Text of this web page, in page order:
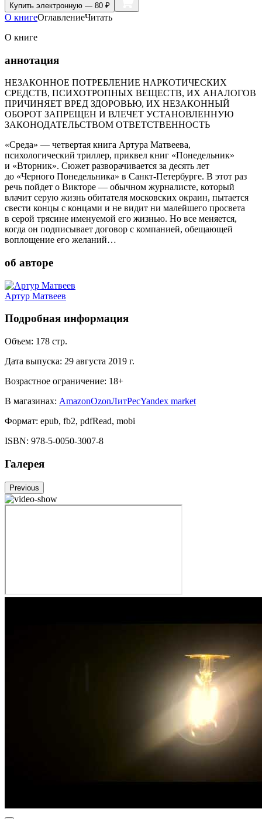
Купить электронную — 80 ₽
О книгеОглавлениеЧитать
О книге
аннотация
НЕЗАКОННОЕ ПОТРЕБЛЕНИЕ НАРКОТИЧЕСКИХ
СРЕДСТВ, ПСИХОТРОПНЫХ ВЕЩЕСТВ, ИХ АНАЛОГОВ
ПРИЧИНЯЕТ ВРЕД ЗДОРОВЬЮ, ИХ НЕЗАКОННЫЙ
ОБОРОТ ЗАПРЕЩЕН И ВЛЕЧЕТ УСТАНОВЛЕННУЮ
ЗАКОНОДАТЕЛЬСТВОМ ОТВЕТСТВЕННОСТЬ
«Среда» — четвертая книга Артура Матвеева,
психологический триллер, приквел книг «Понедельник»
и «Вторник». Сюжет разворачивается за десять лет
до «Черного Понедельника» в Санкт-Петербурге. В этот раз
речь пойдет о Викторе — обычном журналисте, который
влачит серую жизнь обитателя московских окраин, пытается
свести концы с концами и не видит ни малейшего просвета
в серой трясине именуемой его жизнью. Но все меняется,
когда он подписывает договор с компанией, обещающей
воплощение его желаний…
об авторе
Артур Матвеев
Подробная информация
Объем: 178 стр.
Дата выпуска: 29 августа 2019 г.
Возрастное ограничение: 18+
В магазинах: AmazonOzonЛитРесYandex market
Формат: epub, fb2, pdfRead, mobi
ISBN: 978-5-0050-3007-8
Галерея
Previous